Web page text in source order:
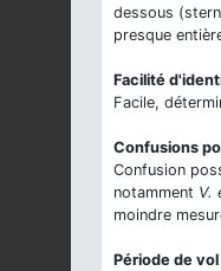
dessous
presque
Facilité
Facile,
Confusions
Confusion
notamment V.
moindre
Période de vol